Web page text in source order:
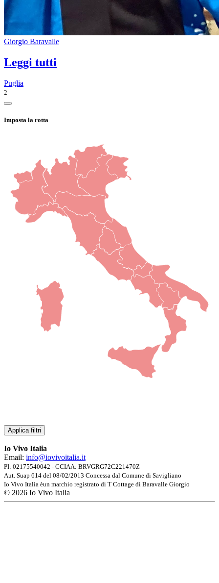
Giorgio Baravalle
Leggi tutti
Puglia
2
Imposta la rotta
Applica filtri
Io Vivo Italia
Email: info@iovivoitalia.it
PI: 02175540042 - CCIAA: BRVGRG72C221470Z
Aut. Suap 614 del 08/02/2013 Concessa dal Comune di Savigliano
Io Vivo Italia èun marchio registrato di T Cottage di Baravalle Giorgio
© 2026 Io Vivo Italia